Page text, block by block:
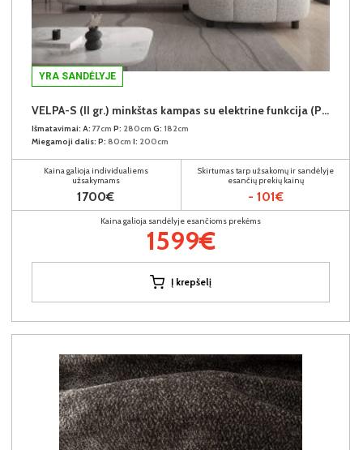
YRA SANDĖLYJE
VELPA-S (II gr.) minkštas kampas su elektrine funkcija (Puente-06) D
Išmatavimai: A: 77cm P: 280cm G: 182cm
Miegamoji dalis: P: 80cm I: 200cm
Kaina galioja individualiems
užsakymams
1700€
Skirtumas tarp užsakomų ir sandėlyje
esančių prekių kainų
- 101€
Kaina galioja sandėlyje esančioms prekėms
1599€
Į krepšelį